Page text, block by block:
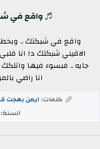
واقع في
واقع في شبكتك ..
الاقيني شبكتك دا انا
جايه .. فبسوء فيها
انا راضي
كلمات: ايمن بهجت
السنة: